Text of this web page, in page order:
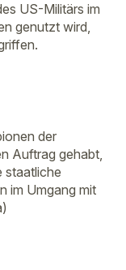
US-Militärs im
genutzt wird,
der
Auftrag gehabt,
staatliche
im Umgang mit